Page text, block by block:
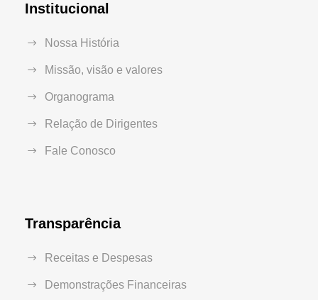
Institucional
Nossa História
Missão, visão e valores
Organograma
Relação de Dirigentes
Fale Conosco
Transparência
Receitas e Despesas
Demonstrações Financeiras